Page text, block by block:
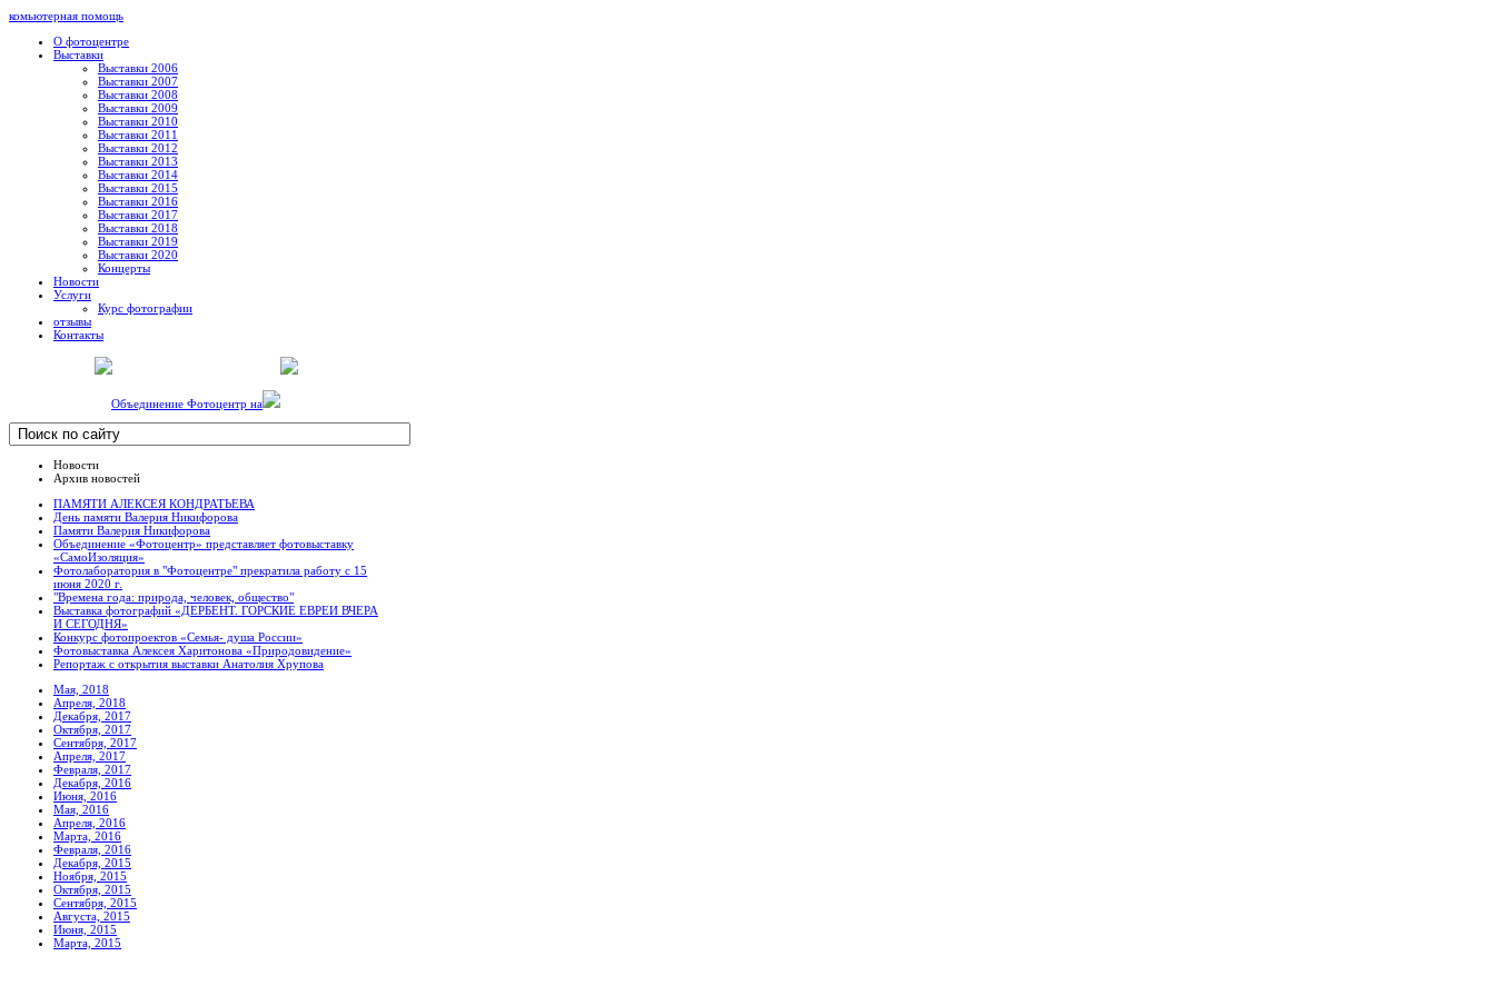
комьютерная помощь
О фотоцентре
Выставки
Выставки 2006
Выставки 2007
Выставки 2008
Выставки 2009
Выставки 2010
Выставки 2011
Выставки 2012
Выставки 2013
Выставки 2014
Выставки 2015
Выставки 2016
Выставки 2017
Выставки 2018
Выставки 2019
Выставки 2020
Концерты
Новости
Услуги
Курс фотографии
отзывы
Контакты
Объединение Фотоцентр на
Новости
Архив новостей
ПАМЯТИ АЛЕКСЕЯ КОНДРАТЬЕВА
День памяти Валерия Никифорова
Памяти Валерия Никифорова
Объединение «Фотоцентр» представляет фотовыставку
«СамоИзоляция»
Фотолаборатория в "Фотоцентре" прекратила работу с 15
июня 2020 г.
"Времена года: природа, человек, общество"
Выставка фотографий «ДЕРБЕНТ. ГОРСКИЕ ЕВРЕИ ВЧЕРА
И СЕГОДНЯ»
Конкурс фотопроектов «Семья- душа России»
Фотовыставка Алексея Харитонова «Природовидение»
Репортаж с открытия выставки Анатолия Хрупова
Мая, 2018
Апреля, 2018
Декабря, 2017
Октября, 2017
Сентября, 2017
Апреля, 2017
Февраля, 2017
Декабря, 2016
Июня, 2016
Мая, 2016
Апреля, 2016
Марта, 2016
Февраля, 2016
Декабря, 2015
Ноября, 2015
Октября, 2015
Сентября, 2015
Августа, 2015
Июня, 2015
Марта, 2015